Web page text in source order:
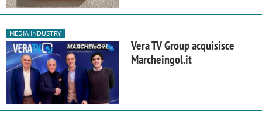
MEDIA INDUSTRY
Vera TV Group acquisisce
Marcheingol.it